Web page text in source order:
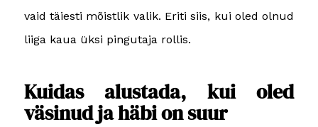
vaid täiesti mõistlik valik. Eriti siis, kui oled olnud
liiga kaua üksi pingutaja rollis.
Kuidas alustada, kui oled
väsinud ja häbi on suur